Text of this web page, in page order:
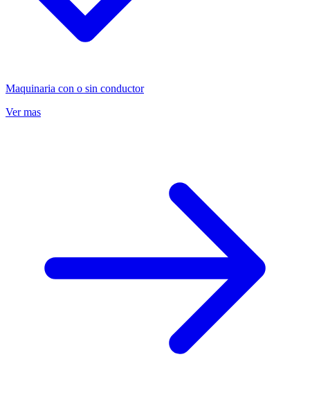
Maquinaria con o sin conductor
Ver mas